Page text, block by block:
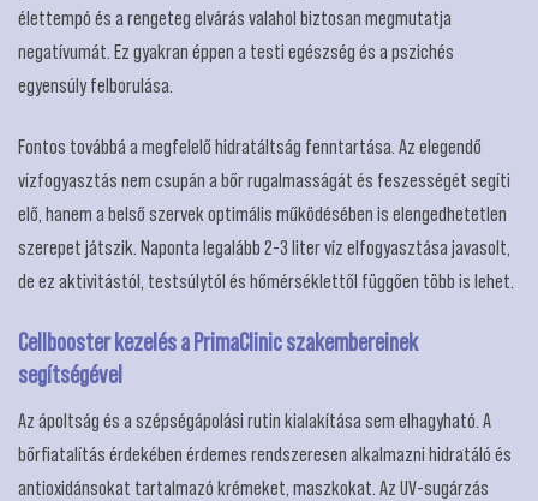
élettempó és a rengeteg elvárás valahol biztosan megmutatja
negatívumát. Ez gyakran éppen a testi egészség és a pszichés
egyensúly felborulása.
Fontos továbbá a megfelelő hidratáltság fenntartása. Az elegendő
vízfogyasztás nem csupán a bőr rugalmasságát és feszességét segíti
elő, hanem a belső szervek optimális működésében is elengedhetetlen
szerepet játszik. Naponta legalább 2-3 liter víz elfogyasztása javasolt,
de ez aktivitástól, testsúlytól és hőmérséklettől függően több is lehet.
Cellbooster kezelés a PrimaClinic szakembereinek
segítségével
Az ápoltság és a szépségápolási rutin kialakítása sem elhagyható. A
bőrfiatalítás érdekében érdemes rendszeresen alkalmazni hidratáló és
antioxidánsokat tartalmazó krémeket, maszkokat. Az UV-sugárzás